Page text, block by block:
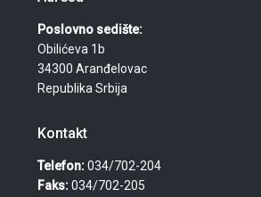
Poslovno sedište:
Obilićeva 1b
34300 Aranđelovac
Republika Srbija
Kontakt
Telefon:034/702-204
Faks:034/702-205